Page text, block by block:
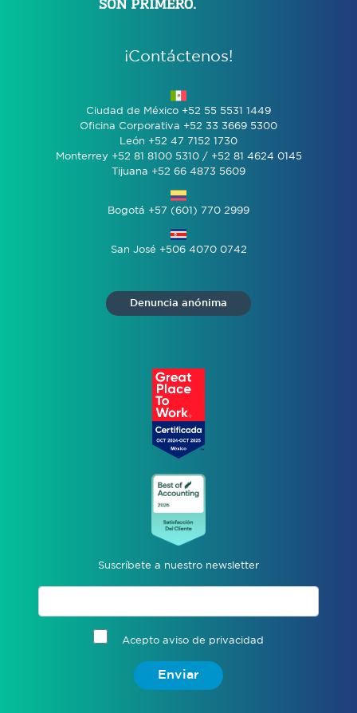
¡Contáctenos!
Ciudad de México +52 55 5531 1449
Oficina Corporativa +52 33 3669 5300
León +52 47 7152 1730
Monterrey +52 81 8100 5310 / +52 81 4624 0145
Tijuana +52 66 4873 5609
Bogotá +57 (601) 770 2999
San José +506 4070 0742
Denuncia anónima
Suscríbete a nuestro newsletter
Acepto aviso de privacidad
Enviar